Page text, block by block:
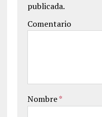
publicada.
Comentario
Nombre*